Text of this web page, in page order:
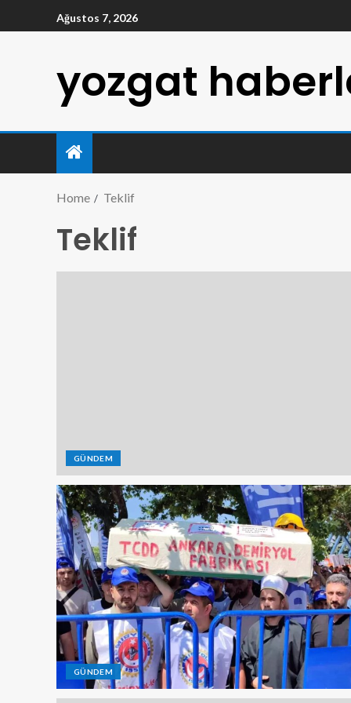
Ağustos 7, 2026
yozgat
Home Teklif
Teklif
GÜNDEM
GÜNDEM